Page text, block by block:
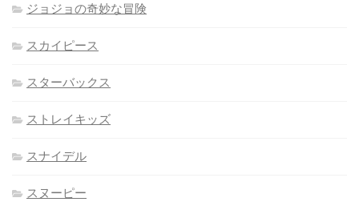
ジョジョの奇妙な冒険
スカイピース
スターバックス
ストレイキッズ
スナイデル
スヌーピー